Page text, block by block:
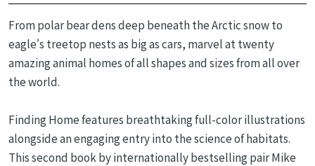
From polar bear dens deep beneath the Arctic snow to
eagle's treetop nests as big as cars, marvel at twenty
amazing animal homes of all shapes and sizes from all over
the world.
Finding Home features breathtaking full-color illustrations
alongside an engaging entry into the science of habitats.
This second book by internationally bestselling pair Mike